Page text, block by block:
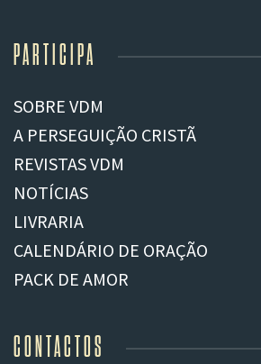
PARTICIPA
SOBRE VDM
A PERSEGUIÇÃO CRISTÃ
REVISTAS VDM
NOTÍCIAS
LIVRARIA
CALENDÁRIO DE ORAÇÃO
PACK DE AMOR
CONTACTOS